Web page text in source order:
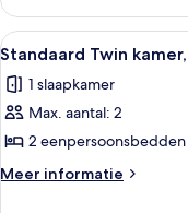
tweepersoonskamer,
slaapkamer
Alle
foto's
voor
Standaard
Twin
kamer,
5
Standaard Twin
1 slaapkamer
Max. aantal: 2
2 eenpersoonsbedden
Meer informatie
Meer